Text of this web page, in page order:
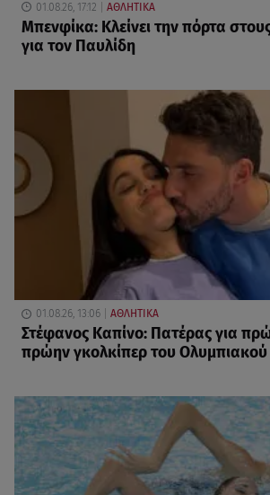
01.08.26, 17:12 ΑΘΛΗΤΙΚΑ
Μπενφίκα: Κλείνει την πόρτα
για τον Παυλίδη
01.08.26, 13:06 ΑΘΛΗΤΙΚΑ
Στέφανος Καπίνο: Πατέρας για
πρώην γκολκίπερ του Ολυμπιακού